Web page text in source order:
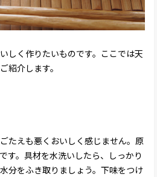
しく作りたいものです。ここでは天
紹介します。
たえも悪くおいしく感じません。原
す。具材を水洗いしたら、しっかり
分をふき取りましょう。下味をつけ